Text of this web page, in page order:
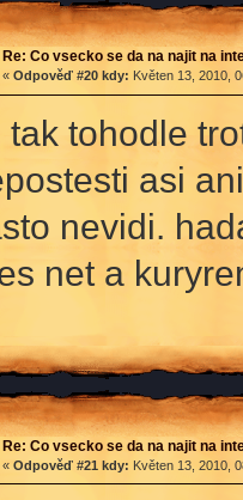
Re: Co vsecko se da na najit na
« Odpověď #20 kdy: Květen 13, 2010,
tak tohodle
asi
nevidi.
net a
Re: Co vsecko se da na najit na
« Odpověď #21 kdy: Květen 13, 2010,